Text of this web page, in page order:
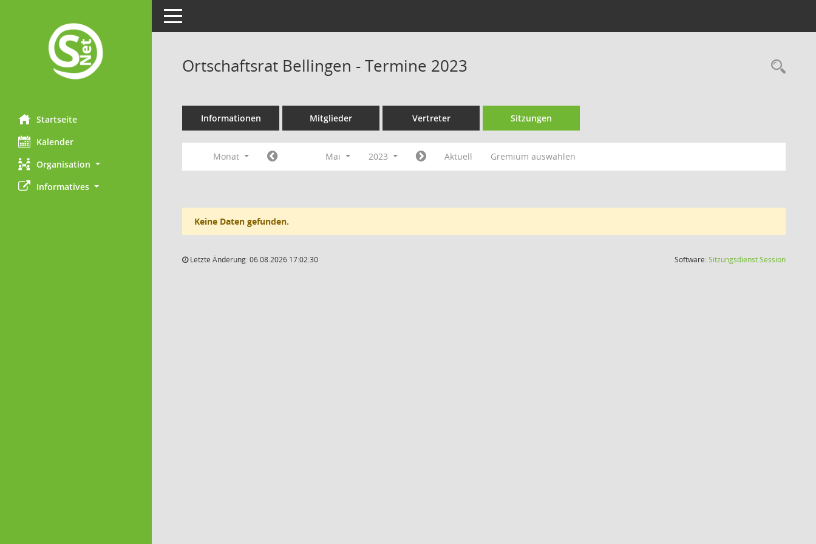
Startseite
Kalender
Organisation
Informatives
Toggle navigation
Ortschaftsrat Bellingen - Termine 2023
Informationen Mitglieder Vertreter Sitzungen
Monat Mai 2023 Aktuell Gremium auswählen
Keine Daten gefunden.
Letzte Änderung: 06.08.2026 17:02:30 Software:SitzungsdienstSession(Wird in